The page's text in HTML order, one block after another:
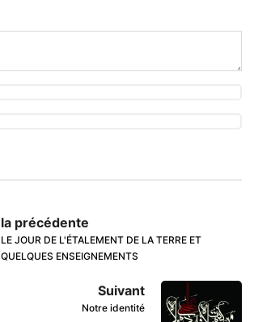
la précédente
LE JOUR DE L'ÉTALEMENT DE LA TERRE ET
QUELQUES ENSEIGNEMENTS
Suivant
Notre identité